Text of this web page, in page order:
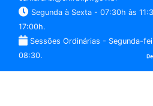
Segunda à Sexta - 07:30h às
17:00h.
Sessões Ordinárias - Segunda-
08:30.